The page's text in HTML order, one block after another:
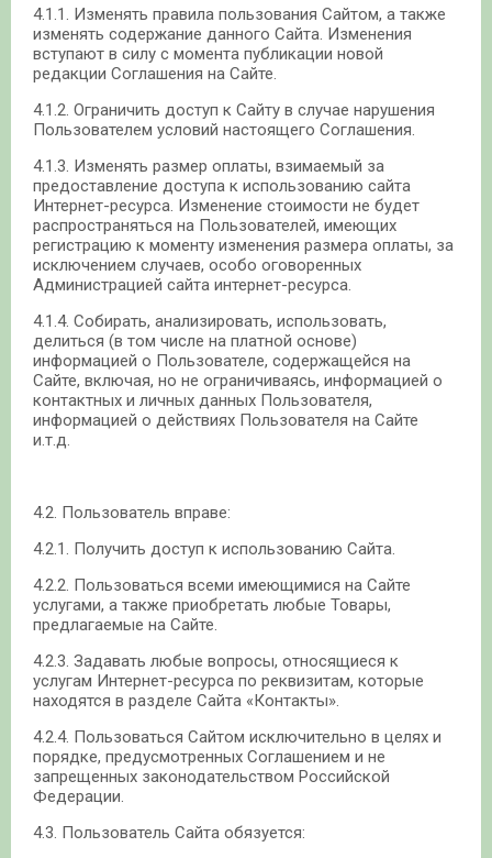
4.1.1. Изменять правила пользования Сайтом, а также
изменять содержание данного Сайта. Изменения
вступают в силу с момента публикации новой
редакции Соглашения на Сайте.
4.1.2. Ограничить доступ к Сайту в случае нарушения
Пользователем условий настоящего Соглашения.
4.1.3. Изменять размер оплаты, взимаемый за
предоставление доступа к использованию сайта
Интернет-ресурса. Изменение стоимости не будет
распространяться на Пользователей, имеющих
регистрацию к моменту изменения размера оплаты, за
исключением случаев, особо оговоренных
Администрацией сайта интернет-ресурса.
4.1.4. Собирать, анализировать, использовать,
делиться (в том числе на платной основе)
информацией о Пользователе, содержащейся на
Сайте, включая, но не ограничиваясь, информацией о
контактных и личных данных Пользователя,
информацией о действиях Пользователя на Сайте
и.т.д.
4.2. Пользователь вправе:
4.2.1. Получить доступ к использованию Сайта.
4.2.2. Пользоваться всеми имеющимися на Сайте
услугами, а также приобретать любые Товары,
предлагаемые на Сайте.
4.2.3. Задавать любые вопросы, относящиеся к
услугам Интернет-ресурса по реквизитам, которые
находятся в разделе Сайта «Контакты».
4.2.4. Пользоваться Сайтом исключительно в целях и
порядке, предусмотренных Соглашением и не
запрещенных законодательством Российской
Федерации.
4.3. Пользователь Сайта обязуется: